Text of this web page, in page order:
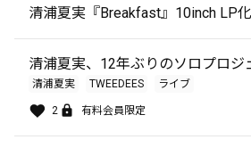
清浦夏実『Breakfast』10inch LP化
清浦夏実、12年ぶりのソロプロジ
清浦夏実 TWEEDEES ライブ
2 有料会員限定